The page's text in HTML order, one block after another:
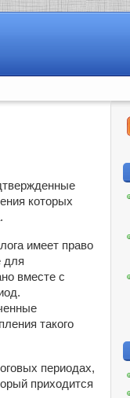
которых
имеет право
для
вместе с
такого
периодах,
приходится